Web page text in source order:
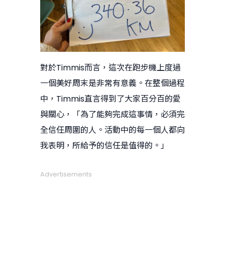
對於Timmis而言，這次在跑步機上度過
一個美好周末是非常有意義。在整個過程
中，Timmis直言得到了大家百分百的愛
與關心，「為了能夠完成這事情，必須完
全信任周圍的人。活動中的每一個人都向
我表明，所給予的信任是值得的。」
Advertisements